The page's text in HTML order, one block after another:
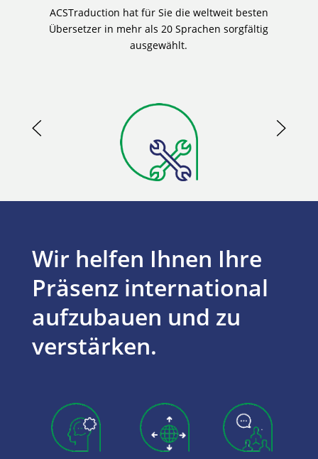
ACSTraduction hat für Sie die weltweit besten
Übersetzer in mehr als 20 Sprachen sorgfältig
ausgewählt.
Wir helfen Ihnen Ihre
Präsenz international
aufzubauen und zu
verstärken.